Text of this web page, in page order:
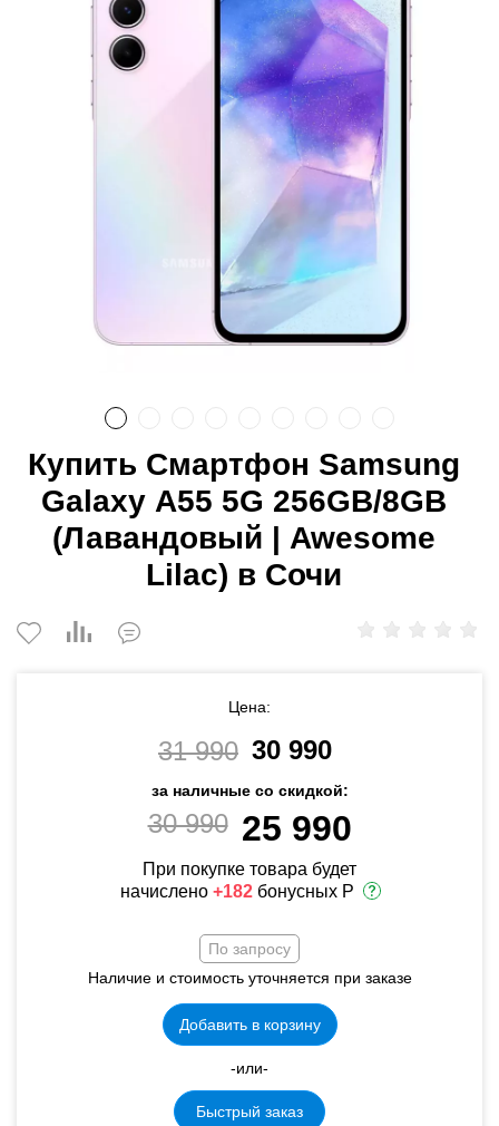
Купить Смартфон Samsung
Galaxy A55 5G 256GB/8GB
(Лавандовый | Awesome
Lilac) в Сочи
Цена:
31 990 30 990
за наличные со скидкой:
30 990 25 990
При покупке товара будет
начислено +182 бонусных Р
По запросу
Наличие и стоимость уточняется при заказе
Добавить в корзину
-или-
Быстрый заказ